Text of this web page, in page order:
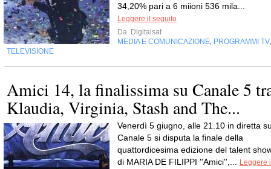
34,20% pari a 6 miioni 536 mila...
Leggere il seguito
Da Digitalsat
MEDIA E COMUNICAZIONE PROGRAMMI TV
TELEVISIONE
Amici 14, la finalissima su Canale 5
Klaudia, Virginia, Stash and The...
Venerdì 5 giugno, alle 21.10 in diretta
Canale 5 si disputa la finale della
quattordicesima edizione del talent
di MARIA DE FILIPPI ''Amici'',...
Leggere